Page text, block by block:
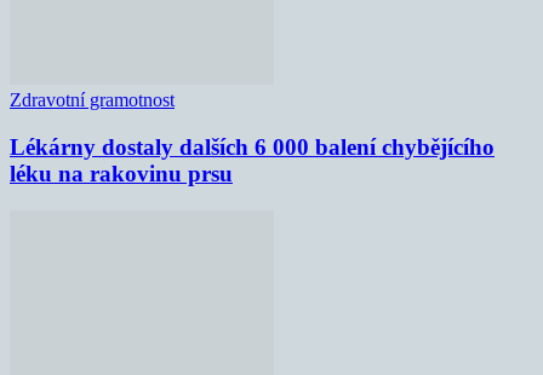
Zdravotní gramotnost
Lékárny dostaly dalších 6 000 balení chybějícího
léku na rakovinu prsu